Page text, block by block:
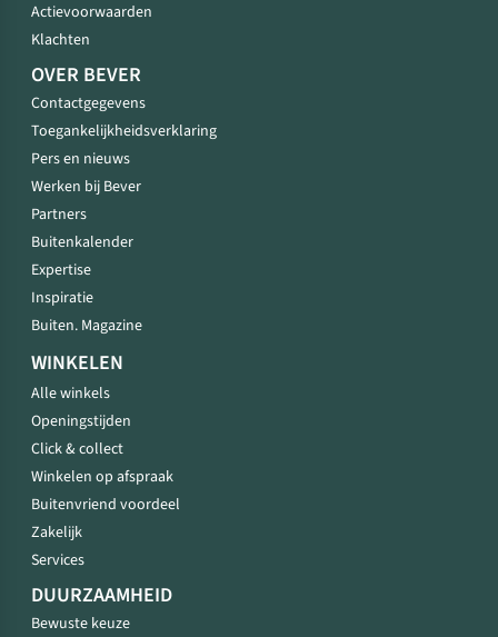
Actievoorwaarden
Klachten
OVER BEVER
Contactgegevens
Toegankelijkheidsverklaring
Pers en nieuws
Werken bij Bever
Partners
Buitenkalender
Expertise
Inspiratie
Buiten. Magazine
WINKELEN
Alle winkels
Openingstijden
Click & collect
Winkelen op afspraak
Buitenvriend voordeel
Zakelijk
Services
DUURZAAMHEID
Bewuste keuze